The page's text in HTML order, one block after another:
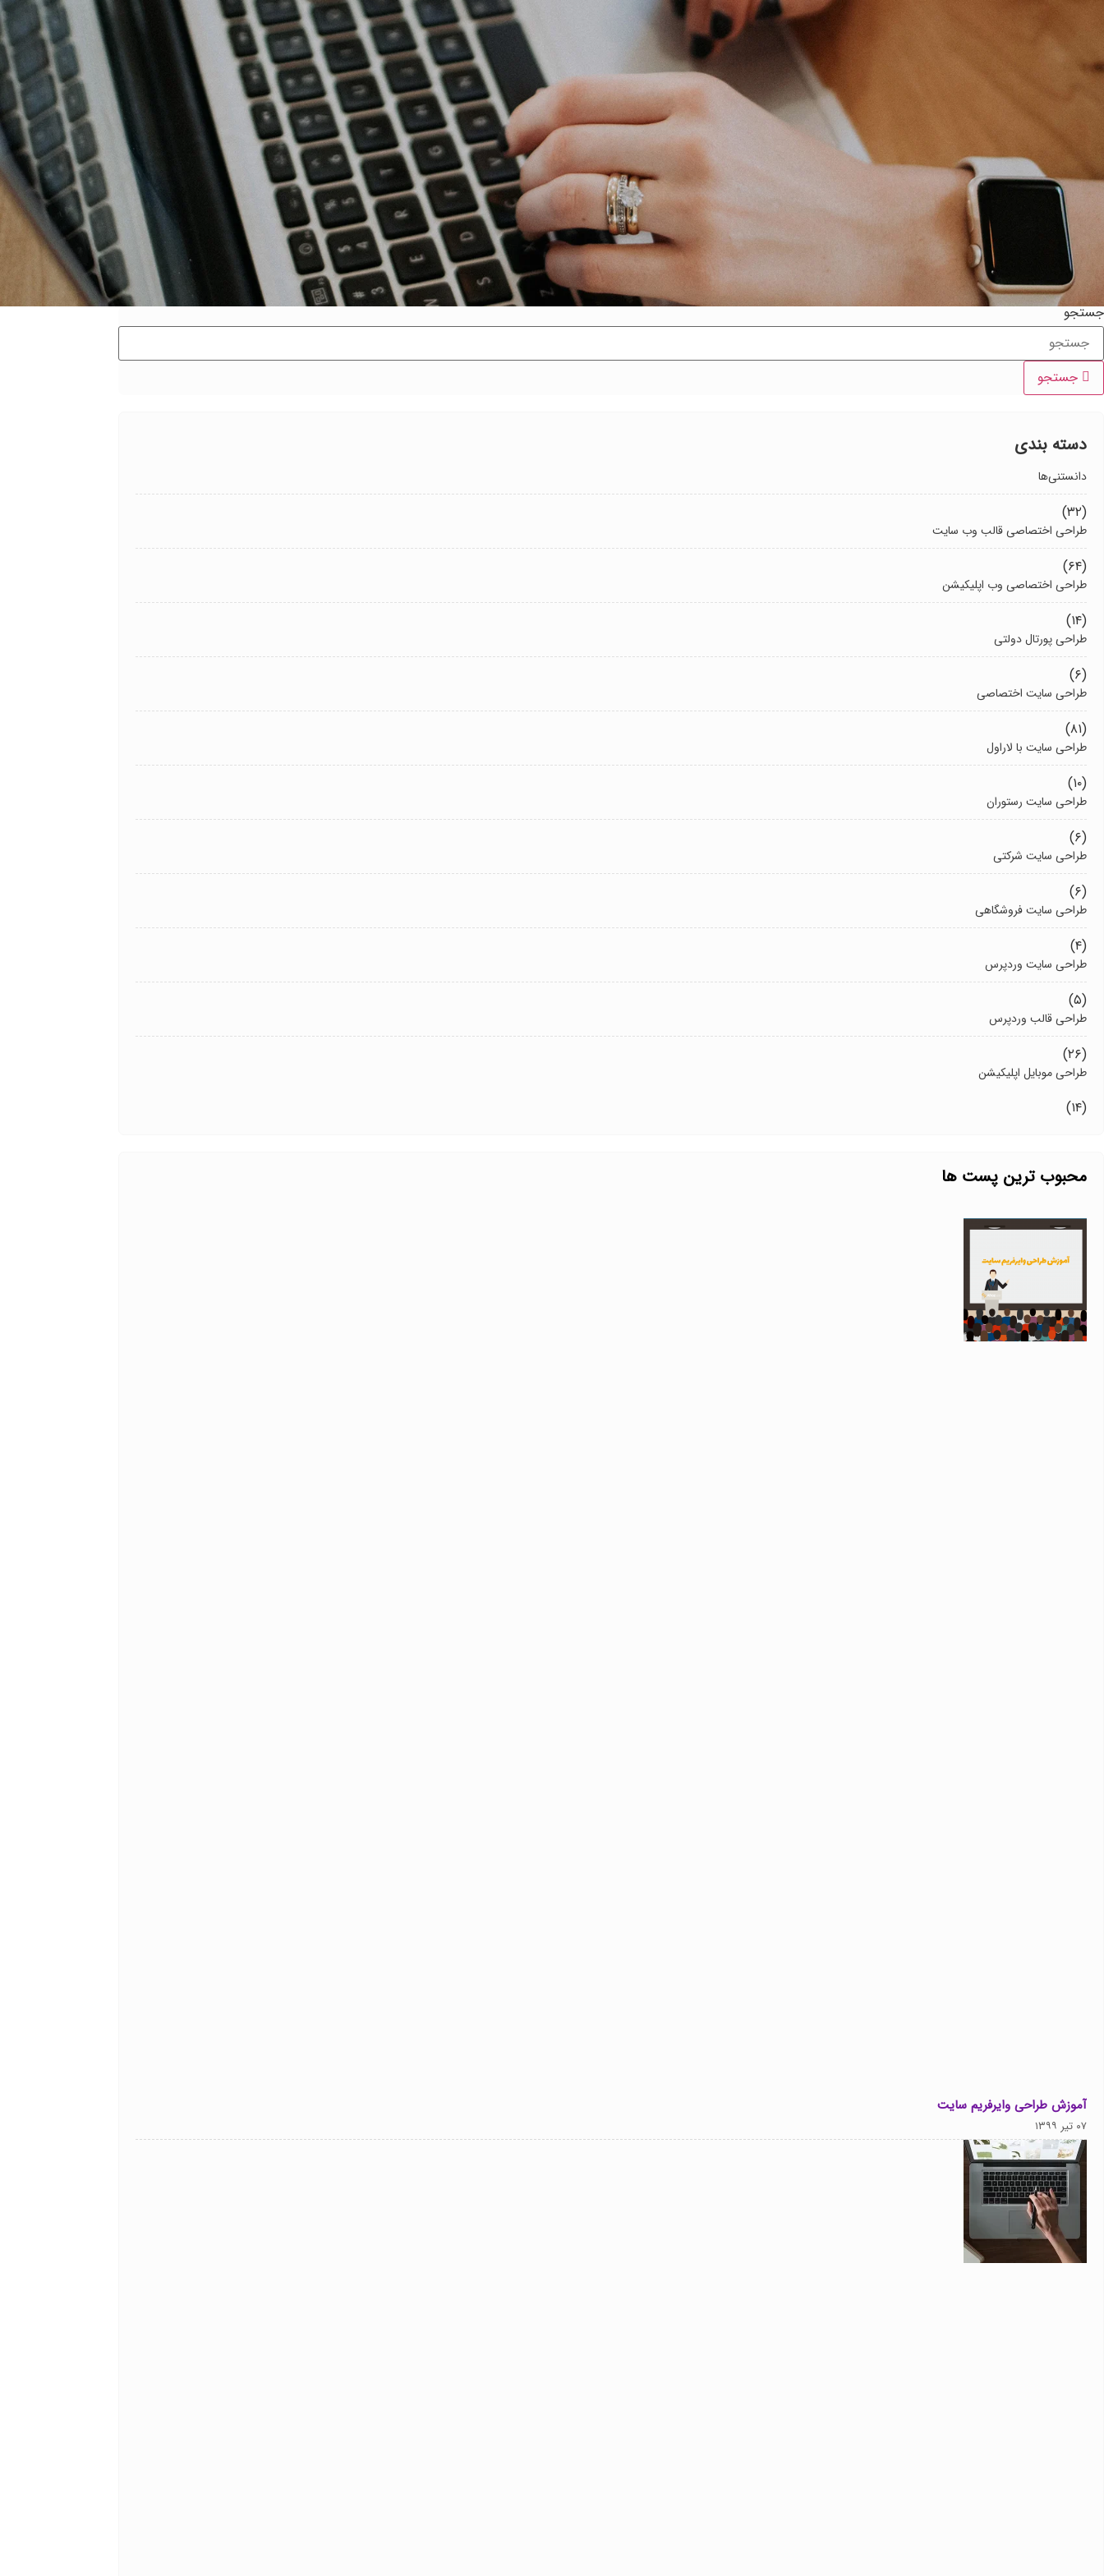
جستجو
جستجو
دسته بندی
دانستنی‌ها
(۳۲)
طراحی اختصاصی قالب وب سایت
(۶۴)
طراحی اختصاصی وب اپلیکیشن
(۱۴)
طراحی پورتال دولتی
(۶)
طراحی سایت اختصاصی
(۸۱)
طراحی سایت با لاراول
(۱۰)
طراحی سایت رستوران
(۶)
طراحی سایت شرکتی
(۶)
طراحی سایت فروشگاهی
(۴)
طراحی سایت وردپرس
(۵)
طراحی قالب وردپرس
(۲۶)
طراحی موبایل اپلیکیشن
(۱۴)
محبوب ترین پست ها
آموزش طراحی وایرفریم سایت
۰۷ تیر ۱۳۹۹